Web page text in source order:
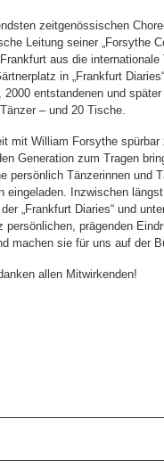
zeitgenössischen
Leitung seiner „Forsythe
aus die
in „Frankfurt
entstandenen und
– und 20 Tische.
mit William Forsythe
Generation zum Tragen
persönlich Tänzerinnen und
eingeladen. Inzwischen
„Frankfurt Diaries“ und
prägenden
machen sie für uns auf der
allen Mitwirkenden!